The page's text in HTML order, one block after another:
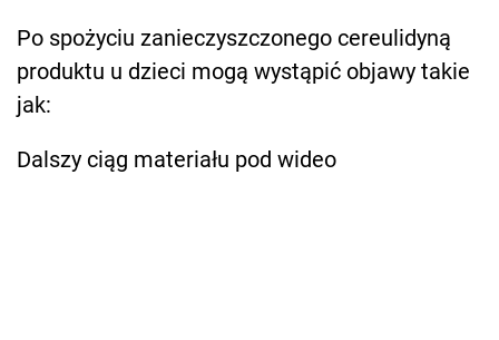
Po spożyciu zanieczyszczonego cereulidyną
produktu u dzieci mogą wystąpić objawy takie
jak:
Dalszy ciąg materiału pod wideo